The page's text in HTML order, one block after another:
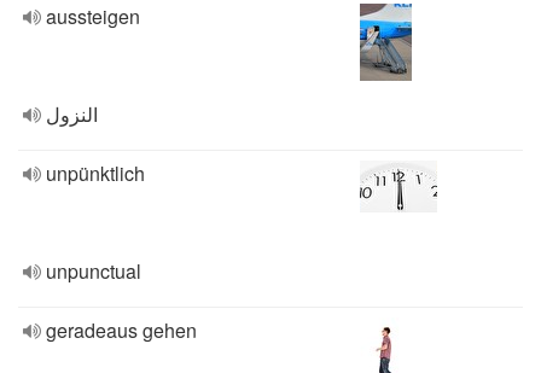
aussteigen
النزول
unpünktlich
unpunctual
geradeaus gehen